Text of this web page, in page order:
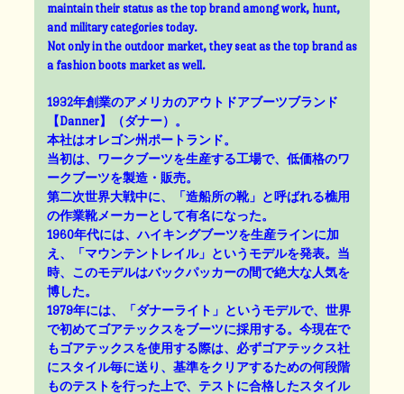
maintain their status as the top brand among work, hunt,
and military categories today.
Not only in the outdoor market, they seat as the top brand as
a fashion boots market as well.
1932年創業のアメリカのアウトドアブーツブランド
【Danner】（ダナー）。
本社はオレゴン州ポートランド。
当初は、ワークブーツを生産する工場で、低価格のワ
ークブーツを製造・販売。
第二次世界大戦中に、「造船所の靴」と呼ばれる樵用
の作業靴メーカーとして有名になった。
1960年代には、ハイキングブーツを生産ラインに加
え、「マウンテントレイル」というモデルを発表。当
時、このモデルはバックパッカーの間で絶大な人気を
博した。
1979年には、「ダナーライト」というモデルで、世界
で初めてゴアテックスをブーツに採用する。今現在で
もゴアテックスを使用する際は、必ずゴアテックス社
にスタイル毎に送り、基準をクリアするための何段階
ものテストを行った上で、テストに合格したスタイル